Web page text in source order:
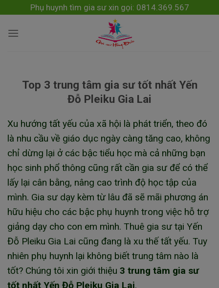
to
content
Phụ huynh tìm gia sư xin gọi: 0814.369.567
Top 3 trung tâm gia sư tốt nhất Yến
Đỗ Pleiku Gia Lai
Xu hướng tất yếu của xã hội là phát triển, theo đó
là nhu cầu về giáo dục ngày càng tăng cao, không
chỉ dừng lại ở các bậc tiểu học mà cả những bạn
học sinh phổ thông cũng rất cần gia sư để có thể
lấy lại cân bằng, nâng cao trình độ học tập của
mình. Gia sư dạy kèm từ lâu đã sẽ mãi phương án
hữu hiệu cho các bậc phụ huynh trong việc hỗ trợ
giảng dạy cho con em mình. Thuê gia sư tại Yến
Đỗ Pleiku Gia Lai cũng đang là xu thế tất yếu. Tuy
nhiên phụ huynh lại không biết trung tâm nào là
tốt? Chúng tôi xin giới thiệu 3 trung tâm gia sư
tốt nhất Yến Đỗ Pleiku Gia Lai.
modal-check